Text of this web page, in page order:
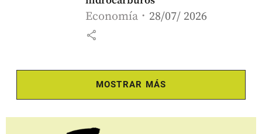
Economía 28/07/ 2026
share
MOSTRAR MÁS